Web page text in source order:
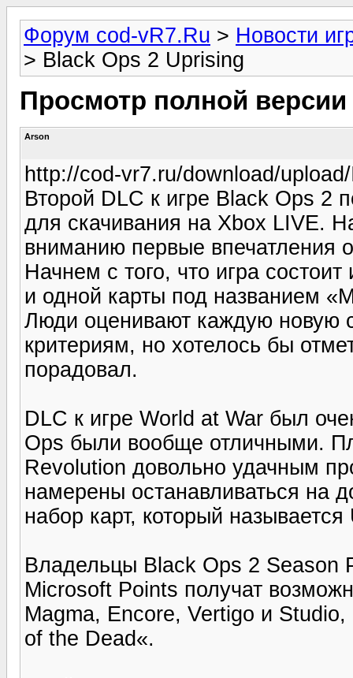
Форум cod-vR7.Ru > Новости
> Black Ops 2 Uprising
Просмотр полной
Arson
http://cod-vr7.ru/download/
Второй DLC к игре Black Ops 2
для скачивания на Xbox LIVE.
вниманию первые впечатления
Начнем с того, что игра состоит
и одной карты под названием
Люди оценивают каждую новую
критериям, но хотелось бы
порадовал.
DLC к игре World at War был
Ops были вообще отличными.
Revolution довольно удачным
намерены останавливаться на
набор карт, который
Владельцы Black Ops 2 Season
Microsoft Points получат
Magma, Encore, Vertigo и
of the Dead«.